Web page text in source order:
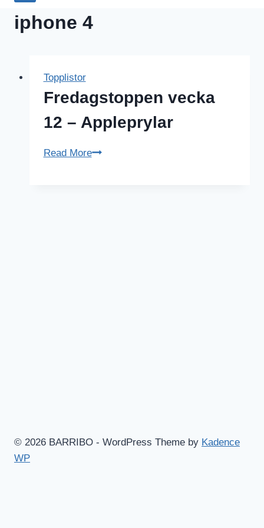
iphone 4
Topplistor
Fredagstoppen vecka
12 – Appleprylar
Read MoreFredagstoppen
© 2026 BARRIBO - WordPress Theme by Kadence
WP